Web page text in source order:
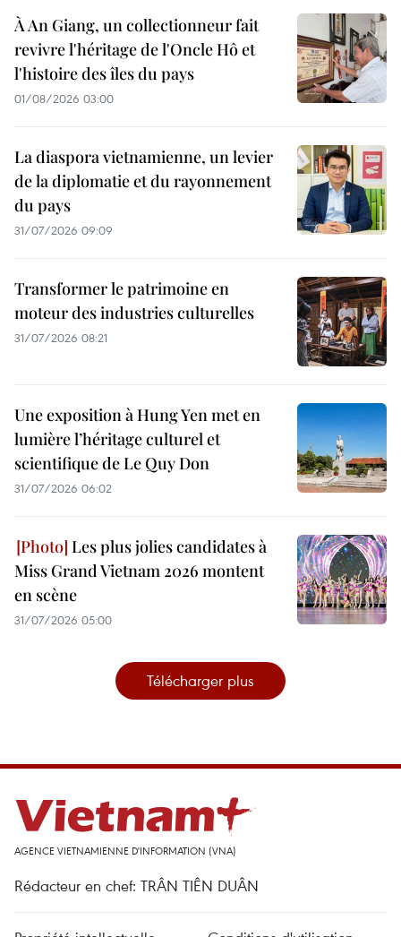
À An Giang, un collectionneur fait
revivre l'héritage de l'Oncle Hô et
l'histoire des îles du pays
01/08/2026 03:00
La diaspora vietnamienne, un levier
de la diplomatie et du rayonnement
du pays
31/07/2026 09:09
Transformer le patrimoine en
moteur des industries culturelles
31/07/2026 08:21
Une exposition à Hung Yen met en
lumière l’héritage culturel et
scientifique de Le Quy Don
31/07/2026 06:02
Les plus jolies candidates à
Miss Grand Vietnam 2026 montent
en scène
31/07/2026 05:00
Télécharger plus
AGENCE VIETNAMIENNE D'INFORMATION (VNA)
Rédacteur en chef: TRÂN TIÊN DUÂN